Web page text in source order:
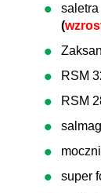
(
RSM
RSM
super